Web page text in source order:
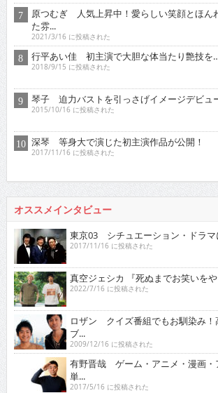
原つむぎ 人気上昇中！愛らしい笑顔とほん
た雰...
2021/3/16 に投稿された
行平あい佳 初主演で大胆な体当たり艶技を
2018/9/15 に投稿された
琴子 迫力バストを引っさげイメージデビュ
2015/10/16 に投稿された
深琴 等身大で演じた初主演作品が公開！
2017/11/16 に投稿された
オススメインタビュー
東京03 シチュエーション・ドラマ
2017/11/16 に投稿された
真空ジェシカ 『死ぬまでお笑いを
2022/7/16 に投稿された
ロザン クイズ番組でもお馴染み！
ブ...
2009/12/16 に投稿された
有野晋哉 ゲーム・アニメ・漫画・
単...
2017/5/16 に投稿された